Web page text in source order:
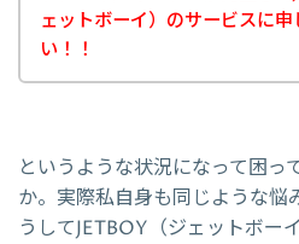
ェットボーイ）のサービスに
い！！
というような状況になって困っ
か。実際私自身も同じような悩
うしてJETBOY（ジェットボー